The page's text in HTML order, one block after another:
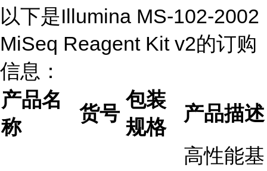
以下是Illumina MS-102-2002
MiSeq Reagent Kit v2的订购
信息：
产品名
称
货号
包装
规格
产品描述
高性能基